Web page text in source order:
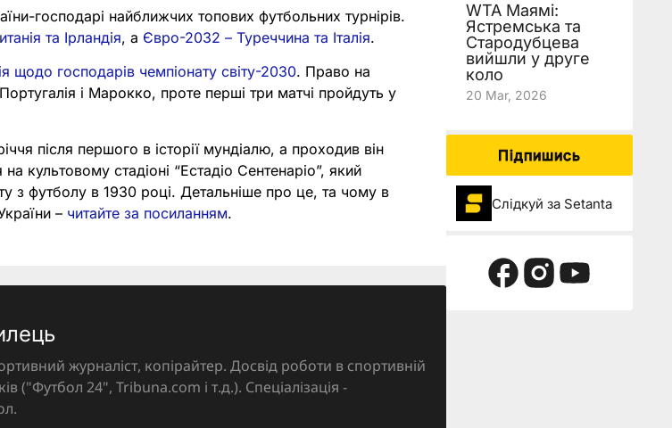
господарі найближчих топових футбольних турнірів.
та Ірландія, а Євро-2032 – Туреччина та Італія.
щодо господарів чемпіонату світу-2030. Право на
і Марокко, проте перші три матчі пройдуть у
після першого в історії мундіалю, а проходив він
культовому стадіоні “Естадіо Сентенаріо”, який
з футболу в 1930 році. Детальніше про це, та чому в
– читайте за посиланням.
журналіст, копірайтер. Досвід роботи в спортивній
("Футбол 24", Tribuna.com і т.д.). Спеціалізація -
WTA Маямі:
Ястремська та
Стародубцева
вийшли у друге
коло
20 Mar, 2026
Підпишись
Слідкуй за Setanta